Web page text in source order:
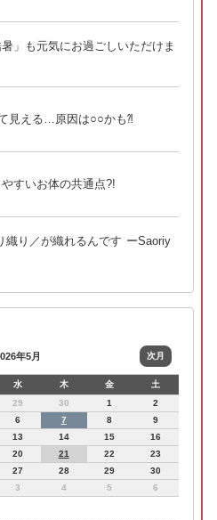
暑」も元気にお過ごしいただけま
見える…原因は○○かも⁈
すいお体の共通点?!
織り／が織れるんです ーSaoriy
年5月 次月
水 木 金
土
29 30 1
2
6 7 8
9
13 14 15
16
20 21 22
23
27 28 29
30
3 4 5 6